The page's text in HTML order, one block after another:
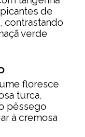
de
contrastando
verde
floresce
turca,
pêssego
à cremosa